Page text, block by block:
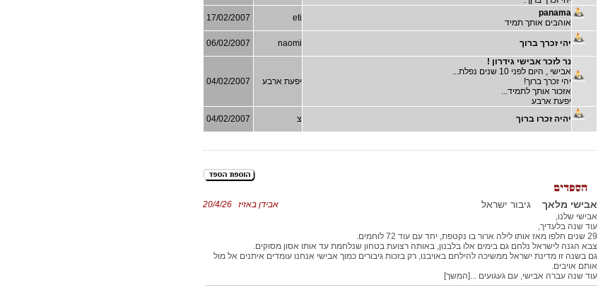
panama
אוהבים אותך תמיד
eti
17/02/2007
יהי זכרך ברוך naomi
06/02/2007
נר לזכר אבישי גידרון !
אבישי , היום לפני 10 שנים נפלת...
יהי זכרך ברוך!
אזכור אותך לתמיד...
יפעת ארבע
יפעת ארבע 04/02/2007
יהיה זכרו ברוך צ 04/02/2007
אבישי מלאך גיבור ישראל
אבידן באזיז 20/4/26
אבישי שלנו,
עוד שנה בלעדיך,
29 שנים חלפו מאז אותו לילה ארור בו נקטפת, יחד עם עוד 72 לוחמים.
צבא הגנה לישראל נלחם גם בימים אלו בלבנון, באותה רצועת בטחון שנלחמת עד אותו אסון מסוקים.
גם בשנה זו מדינת ישראל ממשיכה להילחם באויבנו, רק בזכות גיבורים כמוך אבישי אנחנו עומדים איתנים אל מול
אותם אויבים.
עוד שנה עברה אבישי, עם געגועים ...[המשך]